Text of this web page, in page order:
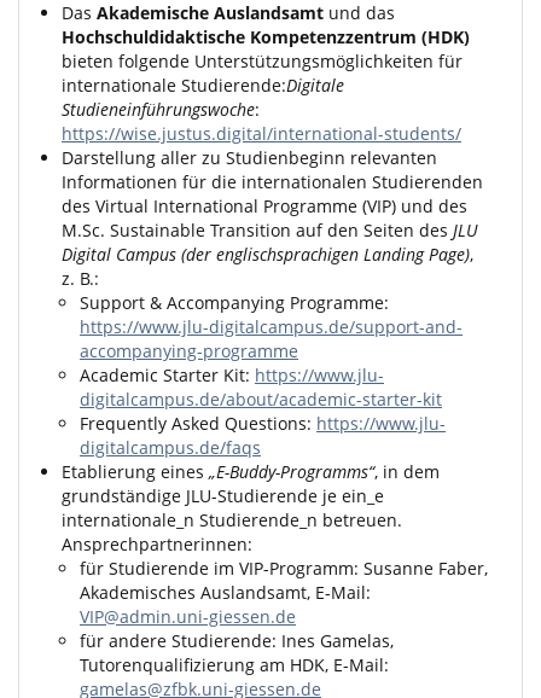
Das Akademische Auslandsamt und das
Hochschuldidaktische Kompetenzzentrum (HDK)
bieten folgende Unterstützungsmöglichkeiten für
internationale Studierende:Digitale
Studieneinführungswoche:
https://wise.justus.digital/international-students/
Darstellung aller zu Studienbeginn relevanten
Informationen für die internationalen Studierenden
des Virtual International Programme (VIP) und des
M.Sc. Sustainable Transition auf den Seiten des JLU
Digital Campus (der englischsprachigen Landing Page),
z. B.:
Support & Accompanying Programme:
https://www.jlu-digitalcampus.de/support-and-
accompanying-programme
Academic Starter Kit: https://www.jlu-
digitalcampus.de/about/academic-starter-kit
Frequently Asked Questions: https://www.jlu-
digitalcampus.de/faqs
Etablierung eines „E-Buddy-Programms“, in dem
grundständige JLU-Studierende je ein_e
internationale_n Studierende_n betreuen.
Ansprechpartnerinnen:
für Studierende im VIP-Programm: Susanne Faber,
Akademisches Auslandsamt, E-Mail:
VIP@admin.uni-giessen.de
für andere Studierende: Ines Gamelas,
Tutorenqualifizierung am HDK, E-Mail:
gamelas@zfbk.uni-giessen.de